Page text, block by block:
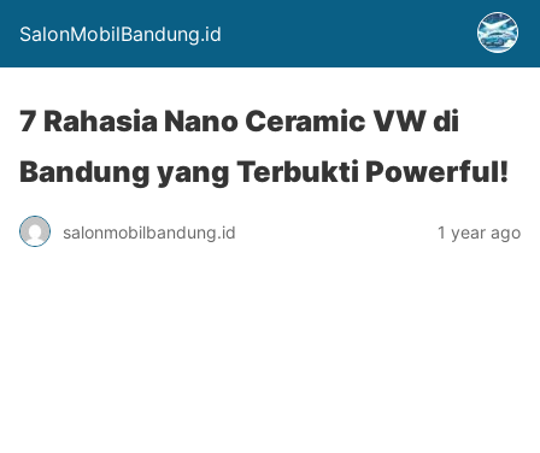
SalonMobilBandung.id
7 Rahasia Nano Ceramic VW di
Bandung yang Terbukti Powerful!
salonmobilbandung.id 1 year ago